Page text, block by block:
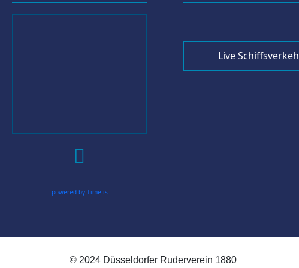

powered by Time.is
Live
© 2024 Düsseldorfer Ruderverein 1880